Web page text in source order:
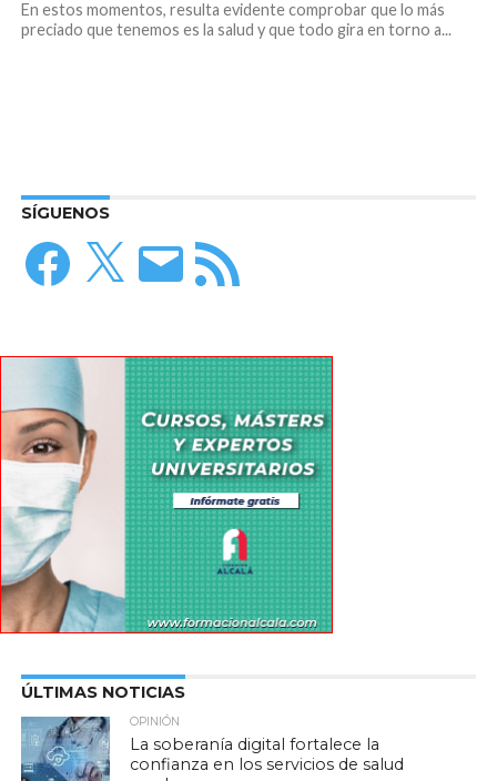
En estos momentos, resulta evidente comprobar que lo más
preciado que tenemos es la salud y que todo gira en torno a...
SÍGUENOS
Facebook
X
Correo
electrónico
Feed
RSS
ÚLTIMAS NOTICIAS
OPINIÓN
La soberanía digital fortalece la
confianza en los servicios de salud